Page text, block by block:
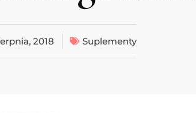
2018 Suplementy